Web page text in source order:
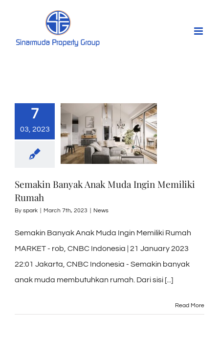
content
7
03, 2023
Semakin Banyak Anak Muda Ingin Memiliki
Rumah
By spark March 7th, 2023 News
Semakin Banyak Anak Muda Ingin Memiliki Rumah
MARKET - rob, CNBC Indonesia | 21 January 2023
22:01 Jakarta, CNBC Indonesia - Semakin banyak
anak muda membutuhkan rumah. Dari sisi [...]
Read More